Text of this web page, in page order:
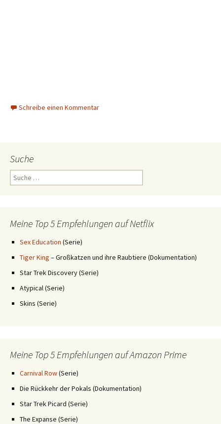
Schreibe einen Kommentar
Suche
Suche
nach:
Meine Top 5 Empfehlungen auf Netflix
Sex Education (Serie)
Tiger King – Großkatzen und ihre Raubtiere (Dokumentation)
Star Trek Discovery (Serie)
Atypical (Serie)
Skins (Serie)
Meine Top 5 Empfehlungen auf Amazon Prime
Carnival Row(Serie)
Die Rückkehr der Pokals (Dokumentation)
Star Trek Picard (Serie)
The Expanse (Serie)